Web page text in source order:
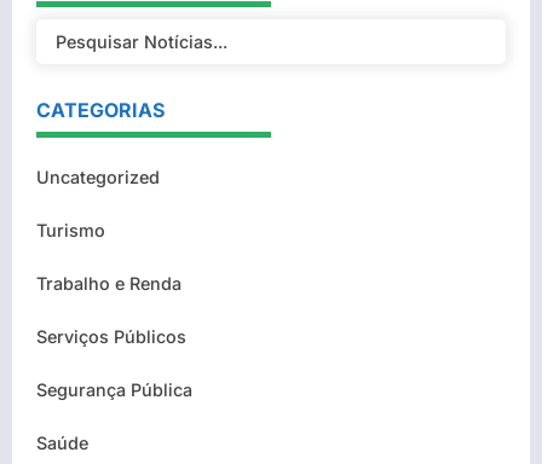
CATEGORIAS
Uncategorized
Turismo
Trabalho e Renda
Serviços Públicos
Segurança Pública
Saúde